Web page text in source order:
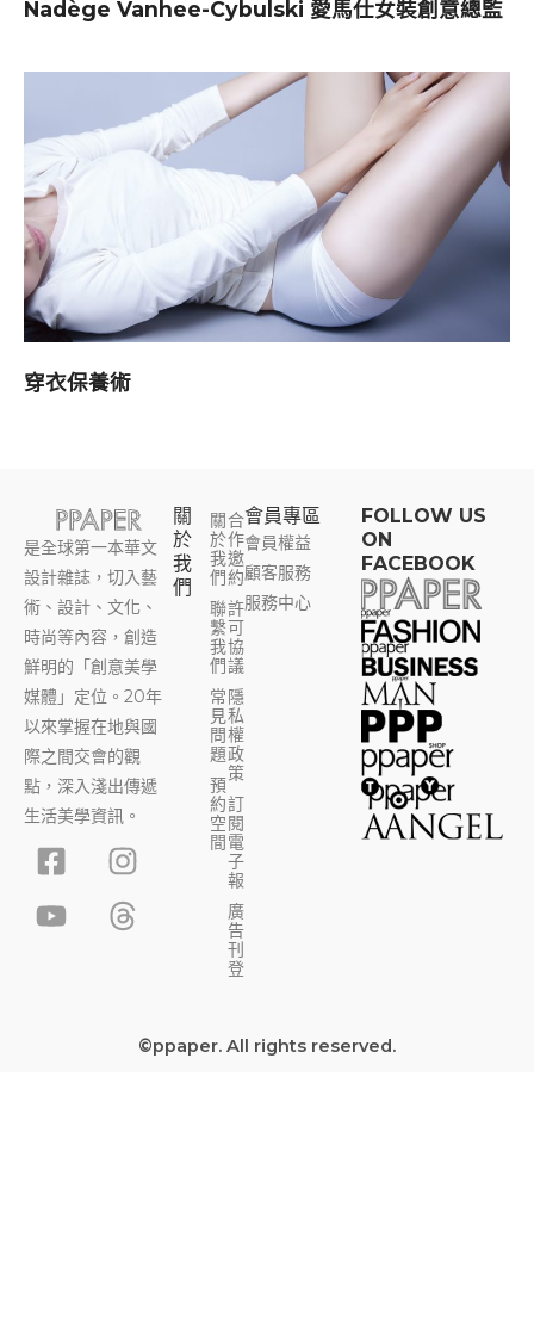
Nadège Vanhee-Cybulski 愛馬仕女裝創意總監
穿衣保養術
是全球第一本華文
設計雜誌，切入藝
術、設計、文化、
時尚等內容，創造
鮮明的「創意美學
媒體」定位。20年
以來掌握在地與國
際之間交會的觀
點，深入淺出傳遞
生活美學資訊。
F
a
c
I
n
s
t
Y
o
u
T
h
r
e
關
於
我
們
關
於
我
們
聯
繫
我
們
常
見
問
題
預
約
空
間
合
作
邀
約
許
可
協
議
隱
私
權
政
策
訂
閱
電
子
報
廣
告
刊
登
會員專區​
會員權益
顧客服務
服務中心
FOLLOW US
ON
FACEBOOK
©ppaper. All rights reserved.